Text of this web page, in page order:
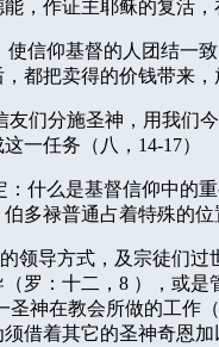
，作证主耶稣的复活
使信仰基督的人团结一
都把卖得的价钱带来
友们分施圣神，用我们
一任务（八， 14-17）
：什么是基督信仰中的
多禄普通占着特殊的位
领导方式，及宗徒们
罗：十二， 8 ），或是
圣神在教会所做的工作
借着其它的圣神奇恩